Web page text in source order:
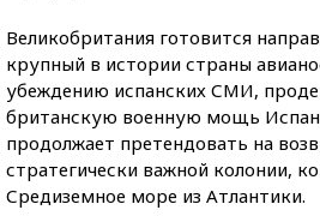
Великобритания готовится
крупный в истории страны
убеждению испанских СМИ,
британскую военную мощь
продолжает претендовать на
стратегически важной колонии,
Средиземное море из Атлантики.